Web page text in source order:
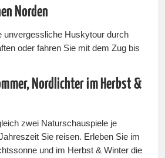
Norden
unvergessliche Huskytour durch
oder fahren Sie mit dem Zug bis
Nordlichter im Herbst &
zwei Naturschauspiele je
Sie reisen. Erleben Sie im
und im Herbst & Winter die